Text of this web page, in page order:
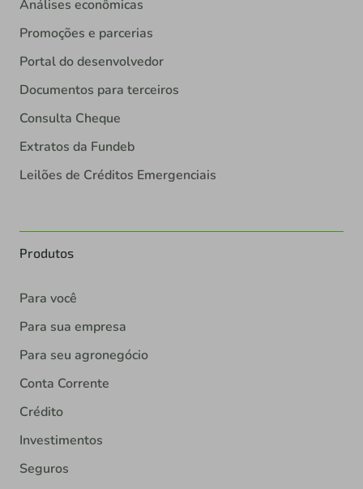
Análises econômicas
Promoções e parcerias
Portal do desenvolvedor
Documentos para terceiros
Consulta Cheque
Extratos da Fundeb
Leilões de Créditos Emergenciais
Produtos
Para você
Para sua empresa
Para seu agronegócio
Conta Corrente
Crédito
Investimentos
Seguros